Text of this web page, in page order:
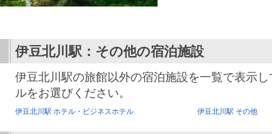
伊豆北川駅：その他の宿泊施設
伊豆北川駅の旅館以外の宿泊施設を一覧で表示
ルをお選びください。
伊豆北川駅 ホテル・ビジネスホテル 伊豆北川駅 その他